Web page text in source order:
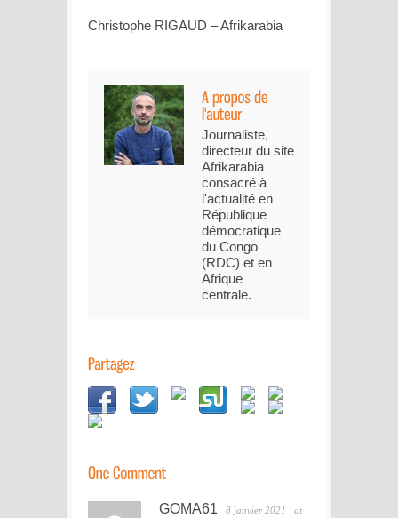
Christophe RIGAUD – Afrikarabia
Journaliste,
directeur du site
Afrikarabia
consacré à
l'actualité en
République
démocratique
du Congo
(RDC) et en
Afrique
centrale.
GOMA61 8 janvier 2021
at